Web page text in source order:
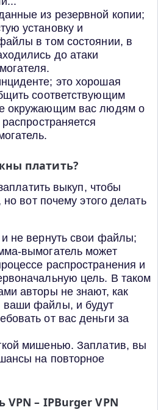
из резервной копии;
установку и
в том состоянии, в
до атаки
это хорошая
соответствующим
окружающим вас людям о
платить?
выкуп, чтобы
вот почему этого делать
не вернуть свои файлы;
вымогатель может
распространения и
цель. В таком
авторы не знают, как
ваши файлы, и будут
от вас деньги за
мишенью. Заплатив, вы
на повторное
VPN – IPBurger VPN